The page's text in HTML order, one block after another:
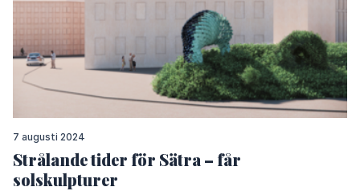
7 augusti 2024
Strålande tider för Sätra – får
solskulpturer